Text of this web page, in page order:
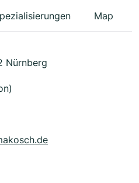
Map
Nürnberg